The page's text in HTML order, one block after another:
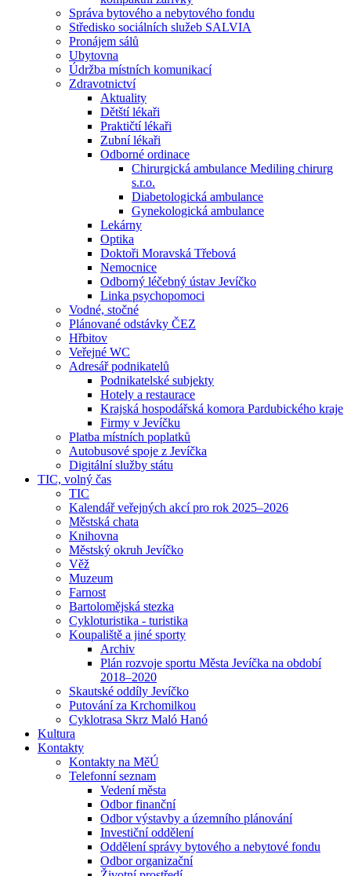
Správa bytového a nebytového fondu
Středisko sociálních služeb SALVIA
Pronájem sálů
Ubytovna
Údržba místních komunikací
Zdravotnictví
Aktuality
Dětští lékaři
Praktičtí lékaři
Zubní lékaři
Odborné ordinace
Chirurgická ambulance Mediling chirurg
s.r.o.
Diabetologická ambulance
Gynekologická ambulance
Lekárny
Optika
Doktoři Moravská Třebová
Nemocnice
Odborný léčebný ústav Jevíčko
Linka psychopomoci
Vodné, stočné
Plánované odstávky ČEZ
Hřbitov
Veřejné WC
Adresář podnikatelů
Podnikatelské subjekty
Hotely a restaurace
Krajská hospodářská komora Pardubického kraje
Firmy v Jevíčku
Platba místních poplatků
Autobusové spoje z Jevíčka
Digitální služby státu
TIC, volný čas
TIC
Kalendář veřejných akcí pro rok 2025–2026
Městská chata
Knihovna
Městský okruh Jevíčko
Věž
Muzeum
Farnost
Bartolomějská stezka
Cykloturistika - turistika
Koupaliště a jiné sporty
Archiv
Plán rozvoje sportu Města Jevíčka na období
2018–2020
Skautské oddíly Jevíčko
Putování za Krchomilkou
Cyklotrasa Skrz Maló Hanó
Kultura
Kontakty
Kontakty na MěÚ
Telefonní seznam
Vedení města
Odbor finanční
Odbor výstavby a územního plánování
Investiční oddělení
Oddělení správy bytového a nebytové fondu
Odbor organizační